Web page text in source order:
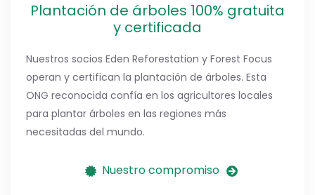
Plantación de árboles 100% gratuita
y certificada
Nuestros socios Eden Reforestation y Forest Focus
operan y certifican la plantación de árboles. Esta
ONG reconocida confía en los agricultores locales
para plantar árboles en las regiones más
necesitadas del mundo.
Nuestro compromiso